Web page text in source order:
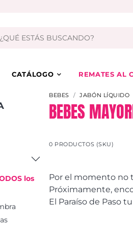
CATÁLOGO REMATES AL
los
BEBES JABÓN LÍQUIDO
BEBES
0 PRODUCTOS (SKU)
Por el momento no
Próximamente,
El Paraíso de Paso